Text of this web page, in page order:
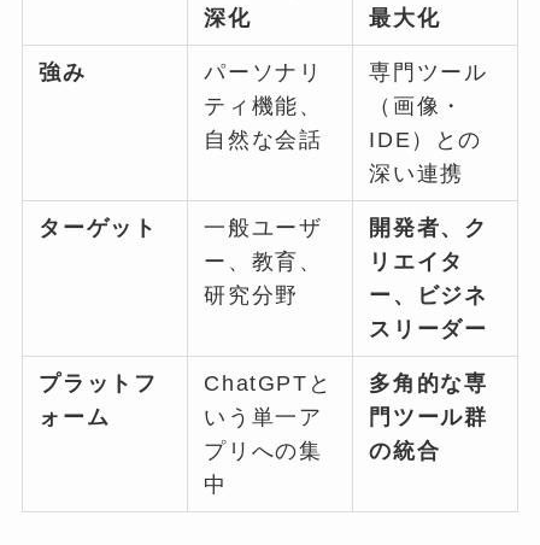
深化
最大化
強み
パーソナリ
ティ機能、
自然な会話
専門ツール
（画像・
IDE）との
深い連携
ターゲット
一般ユーザ
ー、教育、
研究分野
開発者、ク
リエイタ
ー、ビジネ
スリーダー
プラットフ
ォーム
ChatGPTと
いう単一ア
プリへの集
中
多角的な専
門ツール群
の統合